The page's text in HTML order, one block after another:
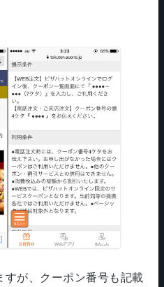
すが、クーポン番号も記載